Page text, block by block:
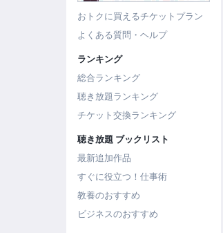
おトクに買えるチケットプラン
よくある質問・ヘルプ
ランキング
総合ランキング
聴き放題ランキング
チケット交換ランキング
聴き放題 ブックリスト
最新追加作品
すぐに役立つ！仕事術
教養のおすすめ
ビジネスのおすすめ